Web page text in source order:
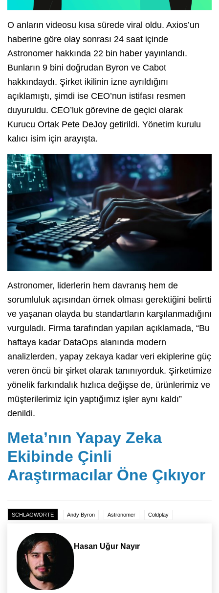
O anların videosu kısa sürede viral oldu. Axios’un
haberine göre olay sonrası 24 saat içinde
Astronomer hakkında 22 bin haber yayınlandı.
Bunların 9 bini doğrudan Byron ve Cabot
hakkındaydı. Şirket ikilinin izne ayrıldığını
açıklamıştı, şimdi ise CEO’nun istifası resmen
duyuruldu. CEO’luk görevine de geçici olarak
Kurucu Ortak Pete DeJoy getirildi. Yönetim kurulu
kalıcı isim için arayışta.
Astronomer, liderlerin hem davranış hem de
sorumluluk açısından örnek olması gerektiğini belirtti
ve yaşanan olayda bu standartların karşılanmadığını
vurguladı. Firma tarafından yapılan açıklamada, “Bu
haftaya kadar DataOps alanında modern
analizlerden, yapay zekaya kadar veri ekiplerine güç
veren öncü bir şirket olarak tanınıyorduk. Şirketimize
yönelik farkındalık hızlıca değişse de, ürünlerimiz ve
müşterilerimiz için yaptığımız işler aynı kaldı”
denildi.
Meta’nın Yapay Zeka
Ekibinde Çinli
Araştırmacılar Öne Çıkıyor
SCHLAGWORTE Andy Byron Astronomer Coldplay
Hasan Uğur Nayır